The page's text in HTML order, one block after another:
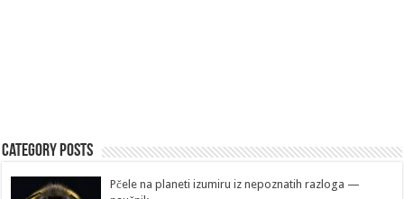
Category Posts
Pčele na planeti izumiru iz nepoznatih razloga —